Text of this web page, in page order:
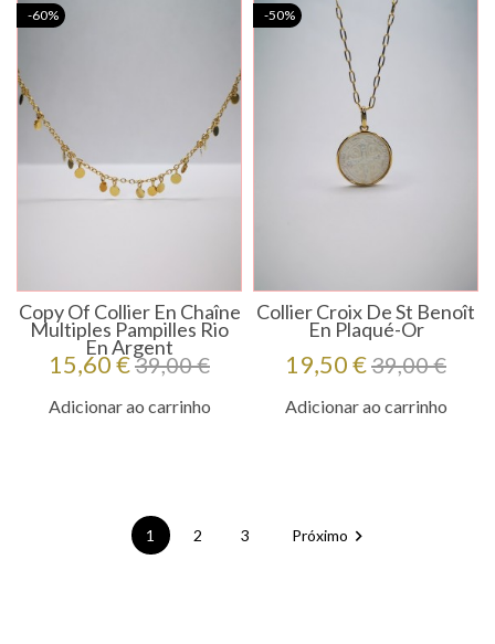
Copy Of Collier En Chaîne
Multiples Pampilles Rio
En Argent
Preço
15,60 €Preço
regular
39,00 €
Adicionar ao carrinho
-60%
Collier Croix De St Benoît
En Plaqué-Or
Preço
19,50 €Preço
regular
39,00 €
Adicionar ao carrinho
-50%
1 2 3 Próximo 